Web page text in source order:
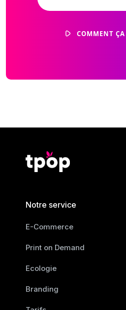
COMMENT
Notre service
E-Commerce
Print on Demand
Ecologie
Branding